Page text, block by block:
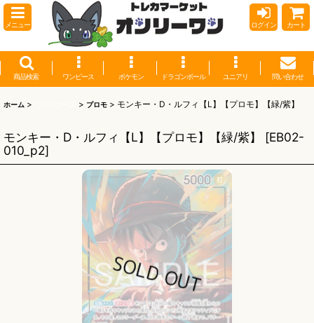
メニュー ログイン カート
商品検索 ワンピース ポケモン ドラゴンボール ユニアリ 問い合わせ
ホーム > > プロモ > モンキー・D・ルフィ【L】【プロモ】【緑/紫】
モンキー・D・ルフィ【L】【プロモ】【緑/紫】 [EB02-
010_p2]